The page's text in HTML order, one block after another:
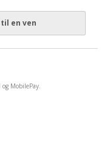
en ven
MobilePay.